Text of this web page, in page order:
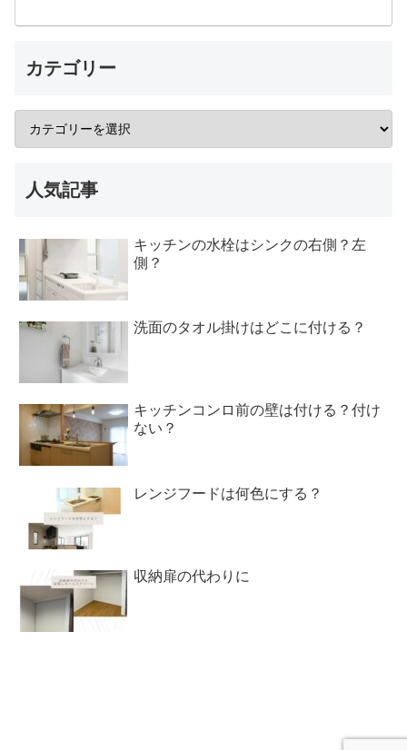
カテゴリー
人気記事
キッチンの水栓はシンクの右側？左
側？
洗面のタオル掛けはどこに付ける？
キッチンコンロ前の壁は付ける？付け
ない？
レンジフードは何色にする？
収納扉の代わりに